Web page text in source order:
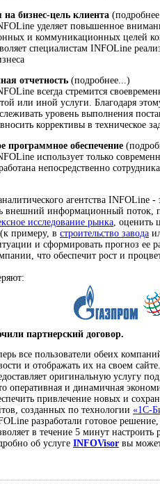
на бизнес-цель клиента
уделяет повышенное
и коммуникационных целей
специалистам INFOLine
отчетность (подробнее...)
всегда стремится
или иной услуги. Благодаря
уровень выполнения
коррективы в техническое
программное обеспечение
использует только
непосредственно
агентства INFOLine -
внешний информационный поток,
исследование рынка , оценить
(к примеру, в строительство завода
и сформировать прогноз ее
что обеспечит рост и
партнерский договор.
все пользователи обеих
и отображать их на своем
оригинальную услугу
оперативная и динамичная
привлечение новых и
созданных по технологии «1C-
разработали готовое
в течение 5 минут настроить
об услуге INFOVisor вы